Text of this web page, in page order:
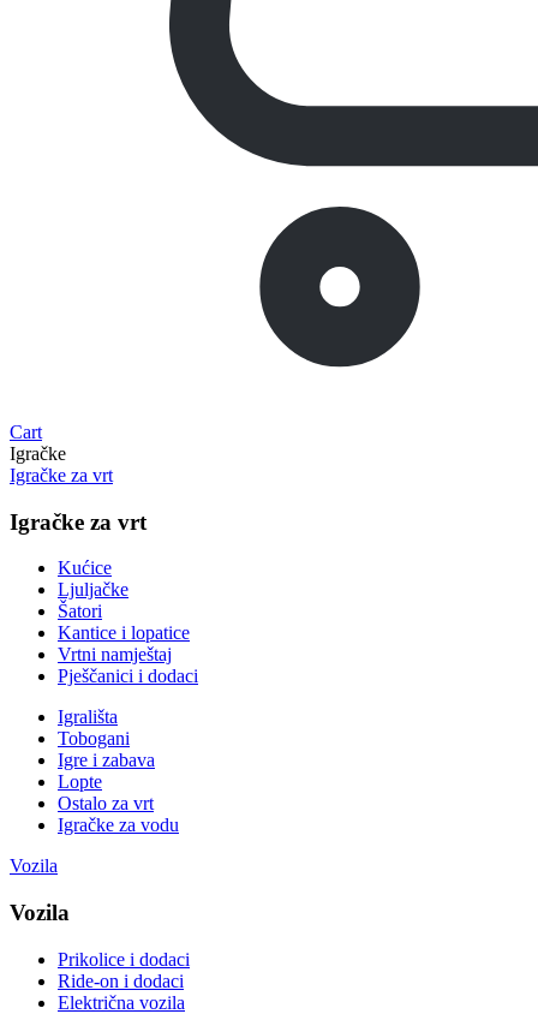
Cart
Igračke
Igračke za vrt
Igračke za vrt
Kućice
Ljuljačke
Šatori
Kantice i lopatice
Vrtni namještaj
Pješčanici i dodaci
Igrališta
Tobogani
Igre i zabava
Lopte
Ostalo za vrt
Igračke za vodu
Vozila
Vozila
Prikolice i dodaci
Ride-on i dodaci
Električna vozila